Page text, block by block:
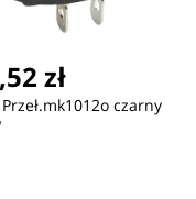
Nowość
zł
czarny